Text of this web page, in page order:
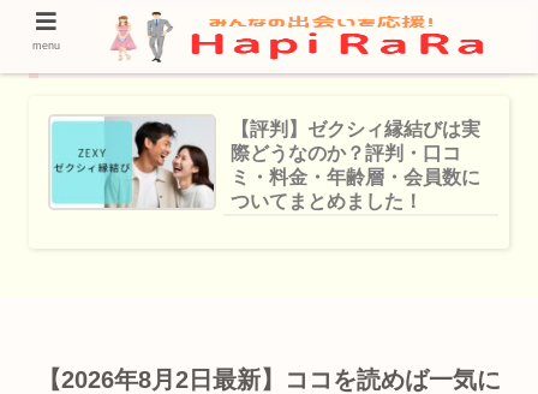
ゼクシィ縁結び
【評判】ゼクシィ縁結びは実
際どうなのか？評判・口コ
ミ・料金・年齢層・会員数に
ついてまとめました！
【2026年8月2日最新】ココを読めば一気に
menu